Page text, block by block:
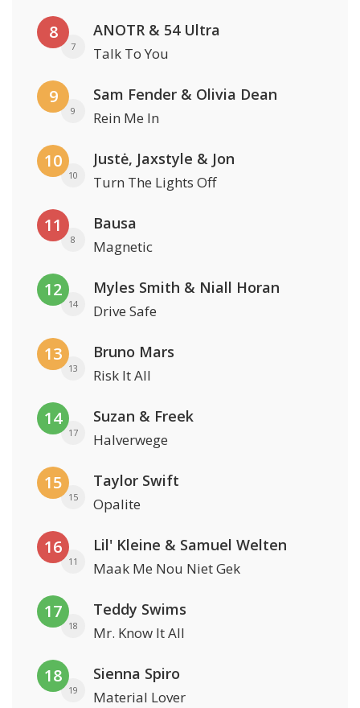
8
7
ANOTR & 54 Ultra
Talk To You
9
9
Sam Fender & Olivia Dean
Rein Me In
10
10
Justė, Jaxstyle & Jon
Turn The Lights Off
11
8
Bausa
Magnetic
12
14
Myles Smith & Niall Horan
Drive Safe
13
13
Bruno Mars
Risk It All
14
17
Suzan & Freek
Halverwege
15
15
Taylor Swift
Opalite
16
11
Lil' Kleine & Samuel Welten
Maak Me Nou Niet Gek
17
18
Teddy Swims
Mr. Know It All
18
19
Sienna Spiro
Material Lover